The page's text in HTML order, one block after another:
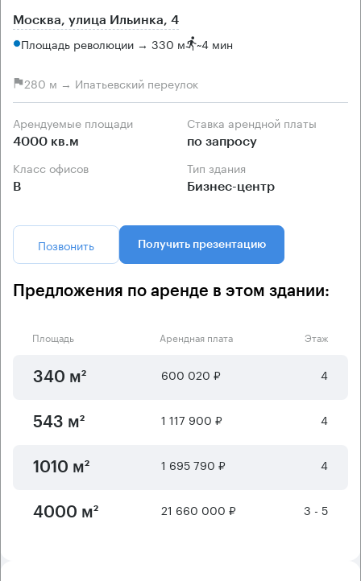
Москва, улица Ильинка, 4
Площадь революции → 330 м ~4 мин
280 м → Ипатьевский переулок
Арендуемые площади
4000 кв.м
Ставка арендной платы
по запросу
Класс офисов
B
Тип здания
Бизнес-центр
Позвонить Получить презентацию
Предложения по аренде в этом здании:
Площадь Арендная плата Этаж
340 м² 600 020 ₽ 4
543 м² 1 117 900 ₽ 4
1010 м² 1 695 790 ₽ 4
4000 м² 21 660 000 ₽ 3 - 5